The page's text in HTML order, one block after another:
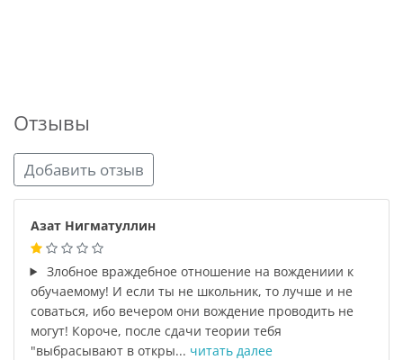
Отзывы
Добавить отзыв
Азат Нигматуллин
Злобное враждебное отношение на вождениии к
обучаемому! И если ты не школьник, то лучше и не
соваться, ибо вечером они вождение проводить не
могут! Короче, после сдачи теории тебя
"выбрасывают в откры... читать далее